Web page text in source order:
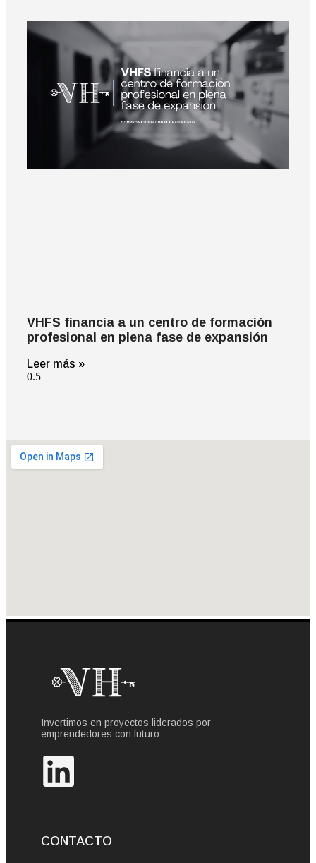
VHFS financia a un centro de formación
profesional en plena fase de expansión
Leer más »
Invertimos en proyectos liderados por
emprendedores con futuro
CONTACTO